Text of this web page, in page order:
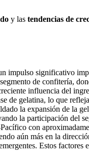
y las tendencias de
impulso significativo
de confitería,
influencia del
de gelatina, lo que
la expansión de la
la participación del
con
aún más en la
Estos